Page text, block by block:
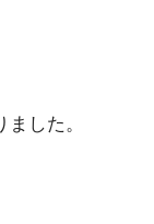
した。